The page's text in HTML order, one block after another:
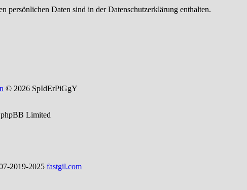
persönlichen Daten sind in der Datenschutzerklärung enthalten.
© 2026 SpIdErPiGgY
Limited
2019-2025 fastgil.com